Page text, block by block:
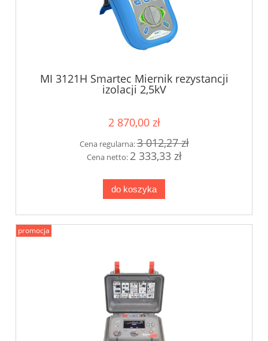
MI 3121H Smartec Miernik rezystancji
izolacji 2,5kV
2 870,00 zł
Cena regularna:3 012,27 zł
Cena netto: 2 333,33 zł
do koszyka
promocja